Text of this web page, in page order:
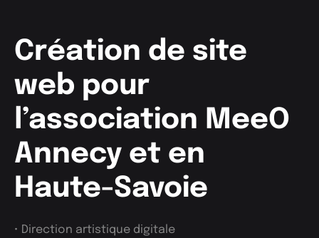
Création de site
web pour
l’association MeeO
Annecy et en
Haute-Savoie
• Direction artistique digitale